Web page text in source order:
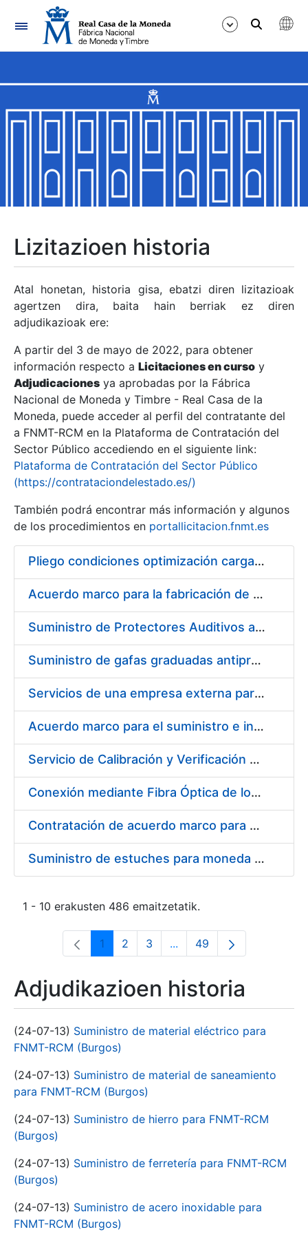
Nabigazioa
Erakutsi/Ezkutatu
Erakutsi/Ezkutatu
Erakutsi/Ezkutatu
Erakutsi/Ezkutatu
Erakutsi/Ezkutatu
Erakutsi/Ezkutatu
Erakutsi/Ezkutatu
Erakutsi/Ezkutatu
Lizitazioen historia
Atal honetan, historia gisa, ebatzi diren lizitazioak
agertzen dira, baita hain berriak ez diren
adjudikazioak ere:
A partir del 3 de mayo de 2022, para obtener
información respecto a Licitaciones en curso y
Adjudicaciones ya aprobadas por la Fábrica
Nacional de Moneda y Timbre - Real Casa de la
Moneda, puede acceder al perfil del contratante del
a FNMT-RCM en la Plataforma de Contratación del
Sector Público accediendo en el siguiente link:
Plataforma de Contratación del Sector Público
(https://contrataciondelestado.es/)
También podrá encontrar más información y algunos
de los procedimientos en portallicitacion.fnmt.es
Pliego condiciones optimización cargas compras firmado
Acuerdo marco para la fabricación de piezas
Suministro de Protectores Auditivos a medida para las personas trabajadoras de los Centros de Trabajo de Madrid y Burgos
Suministro de gafas graduadas antiproyecciones para los trabajadores de la FNMT-RCM en los centros de trabajo de Madrid y Burgos
Servicios de una empresa externa para el asesoramiento y resolución de los recursos de alzada que se presentan relacionados con procesos de selección para la FNMT-RCM
Acuerdo marco para el suministro e instalación de persianas, estores y otros complementos
Servicio de Calibración y Verificación Externa de los Equipos de Medición del Servicio de Prevención de la FNMT-RCM
Conexión mediante Fibra Óptica de los Centros de Proceso de Datos (CPDs) de las sedes de la FNMT-RCM de Burgos y Madrid
Contratación de acuerdo marco para el Suministro de Material de Electricidad para la Fábrica Nacional de Moneda y Timbre-Real Casa de la Moneda en su centro de trabajo de Burgos
Suministro de estuches para moneda de 30 €
1 - 10 erakusten 486 emaitzetatik.
Orrialdea
1 Orrialdea
2 Orrialdea
3 ...Intermediate Pages Use
Orrialdea
49
Adjudikazioen historia
(24-07-13) Suministro de material eléctrico para
FNMT-RCM (Burgos)
(24-07-13) Suministro de material de saneamiento
para FNMT-RCM (Burgos)
(24-07-13) Suministro de hierro para FNMT-RCM
(Burgos)
(24-07-13) Suministro de ferretería para FNMT-RCM
(Burgos)
(24-07-13) Suministro de acero inoxidable para
FNMT-RCM (Burgos)